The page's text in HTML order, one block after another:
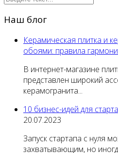
Наш блог
Керамическая плитка и
обоями: правила
В интернет-магазине
представлен широкий
керамогранита...
10 бизнес-идей для
20.07.2023
Запуск стартапа с нуля
захватывающим, но